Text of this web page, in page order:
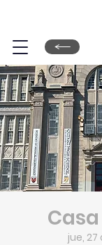
jue, 27